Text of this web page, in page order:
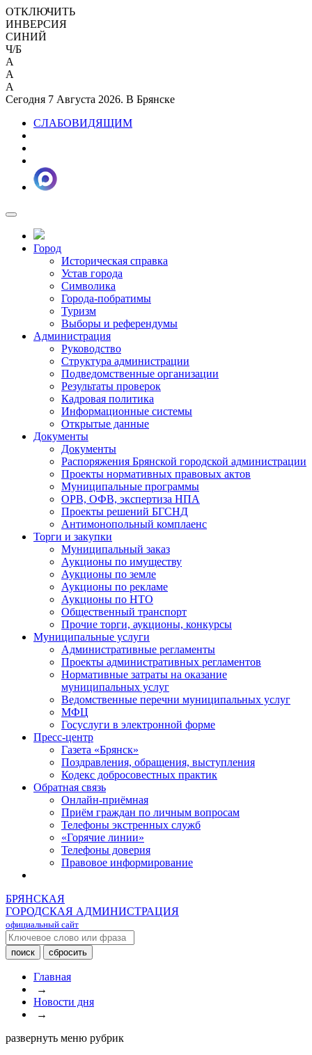
ОТКЛЮЧИТЬ
ИНВЕРСИЯ
СИНИЙ
Ч/Б
A
A
A
Сегодня 7 Августа 2026. В Брянске
СЛАБОВИДЯЩИМ
Город
Историческая справка
Устав города
Символика
Города-побратимы
Туризм
Выборы и референдумы
Администрация
Руководство
Структура администрации
Подведомственные организации
Результаты проверок
Кадровая политика
Информационные системы
Открытые данные
Документы
Документы
Распоряжения Брянской городской администрации
Проекты нормативных правовых актов
Муниципальные программы
ОРВ, ОФВ, экспертиза НПА
Проекты решений БГСНД
Антимонопольный комплаенс
Торги и закупки
Муниципальный заказ
Аукционы по имуществу
Аукционы по земле
Аукционы по рекламе
Аукционы по НТО
Общественный транспорт
Прочие торги, аукционы, конкурсы
Муниципальные услуги
Административные регламенты
Проекты административных регламентов
Нормативные затраты на оказание
муниципальных услуг
Ведомственные перечни муниципальных услуг
МФЦ
Госуслуги в электронной форме
Пресс-центр
Газета «Брянск»
Поздравления, обращения, выступления
Кодекс добросовестных практик
Обратная связь
Онлайн-приёмная
Приём граждан по личным вопросам
Телефоны экстренных служб
«Горячие линии»
Телефоны доверия
Правовое информирование
БРЯНСКАЯ
ГОРОДСКАЯ АДМИНИСТРАЦИЯ
официальный сайт
Главная
→
Новости дня
→
развернуть меню рубрик